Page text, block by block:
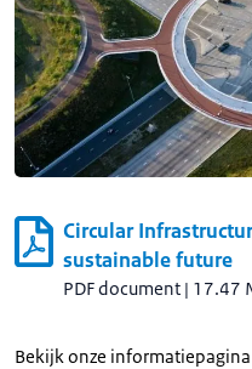
Circular
sustainable future
PDF document | 17.47
Bekijk onze